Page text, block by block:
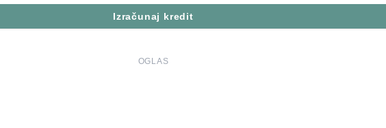
Izračunaj kredit
OGLAS